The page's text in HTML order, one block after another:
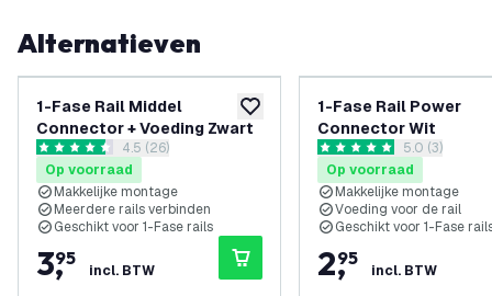
Alternatieven
toevoegen aan verlanglijst
1-Fase Rail Middel
Connector + Voeding Zwart
reviews drawer openen
4.5 score sterren4.5 (26)
Op voorraad
Makkelijke montage
Meerdere rails verbinden
Geschikt voor 1-Fase rails
3,
95
incl. BTW
1-Fase Rail Power
Connector Wit
reviews
5 score sterren5.0 (3)
Op voorraad
Makkelijke montage
Voeding voor de rail
Geschikt voor 1-Fase
2,
95
incl. BTW